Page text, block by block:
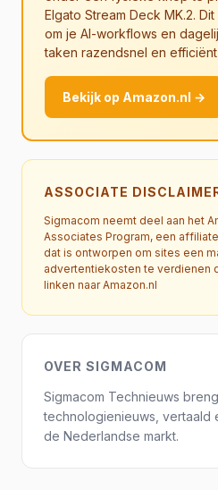
Elgato Stream Deck MK.2.
om je AI-workflows en
taken razendsnel en
Bekijk op Amazon.nl →
ASSOCIATE
Sigmacom neemt deel aan het
Associates Program, een
dat is ontworpen om sites een
advertentiekosten te verdienen
linken naar Amazon.nl
OVER SIGMACOM
Sigmacom Technieuws
technologienieuws, vertaald
de Nederlandse markt.